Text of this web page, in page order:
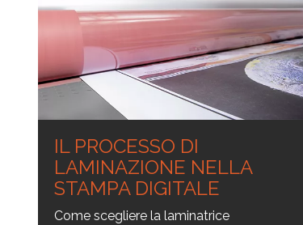
Saldatrici
Occhiellatrici
Etichette resinate
Accessori
complementi
IL PROCESSO DI
LAMINAZIONE NELLA
STAMPA DIGITALE
Come scegliere la laminatrice